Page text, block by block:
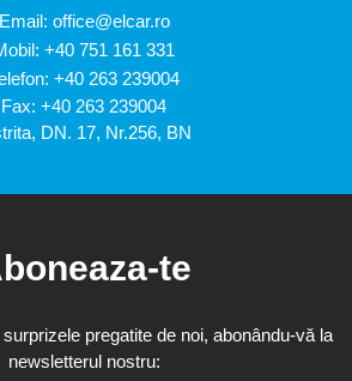
Email: office@elcar.ro
+40 751 161 331
+40 263 239004
Fax: +40 263 239004
DN. 17, Nr.256, BN
te
pregatite de noi, abonându-vă la
newsletterul nostru: